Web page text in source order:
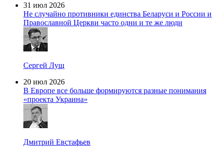
31 июл 2026
Не случайно противники единства Беларуси и России и
Православной Церкви часто одни и те же люди
Сергей Лущ
20 июл 2026
В Европе все больше формируются разные понимания
«проекта Украина»
Дмитрий Евстафьев